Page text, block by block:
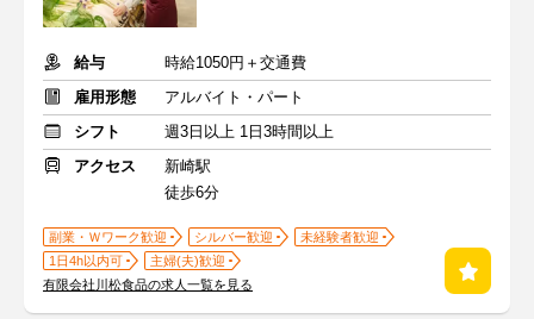
給与
時給1050円＋交通費
雇用形態
アルバイト・パート
シフト
週3日以上 1日3時間以上
アクセス
新崎駅
徒歩6分
副業・Ｗワーク歓迎 シルバー歓迎
未経験者歓迎
1日4h以内可
主婦(夫)歓迎
有限会社川松食品の求人一覧を見る